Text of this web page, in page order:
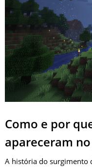
Como e por
apareceram
A história do surgimento